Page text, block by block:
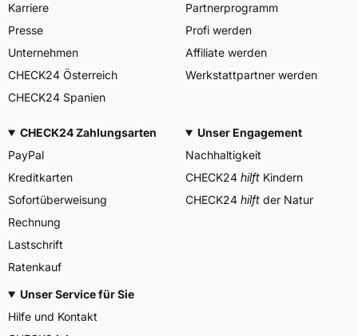
Herstellerkontakt
BRIDGESTONE EU NV/SA,
Via del Fosso del Salceto
13/15 00128 Rome Italien,
market.surveillance@bridges
Karriere
Presse
Unternehmen
CHECK24 Österreich
CHECK24 Spanien
Partnerprogramm
Profi werden
Affiliate werden
Werkstattpartner werden
CHECK24 Zahlungsarten
PayPal
Kreditkarten
Sofortüberweisung
Rechnung
Lastschrift
Ratenkauf
Unser Engagement
Nachhaltigkeit
CHECK24 hilft Kindern
CHECK24 hilft der Natur
Unser Service für Sie
Hilfe und Kontakt